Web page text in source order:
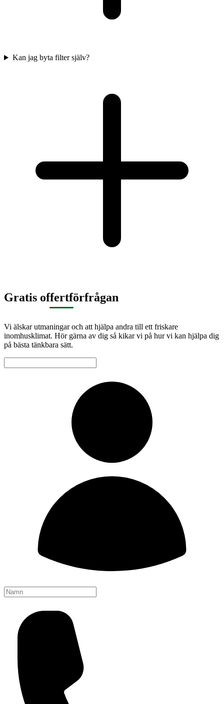
Kan jag byta filter själv?
Gratis offertförfrågan
Vi älskar utmaningar och att hjälpa andra till ett friskare
inomhusklimat. Hör gärna av dig så kikar vi på hur vi kan hjälpa dig
på bästa tänkbara sätt.